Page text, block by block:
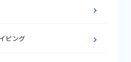
ピング